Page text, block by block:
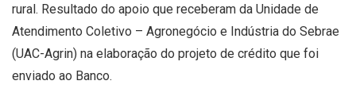
rural. Resultado do apoio que receberam da Unidade de
Atendimento Coletivo – Agronegócio e Indústria do Sebrae
(UAC-Agrin) na elaboração do projeto de crédito que foi
enviado ao Banco.